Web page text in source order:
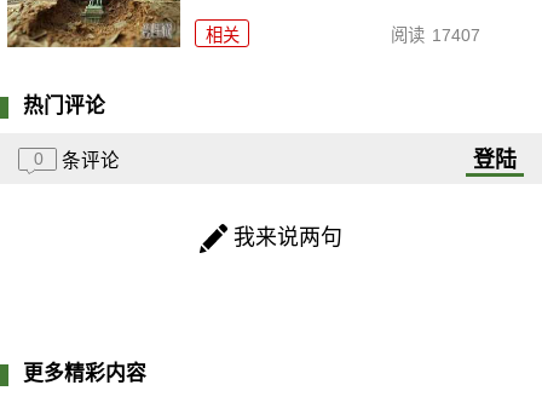
相关 阅读 17407
热门评论
0 条评论 登陆
我来说两句
更多精彩内容